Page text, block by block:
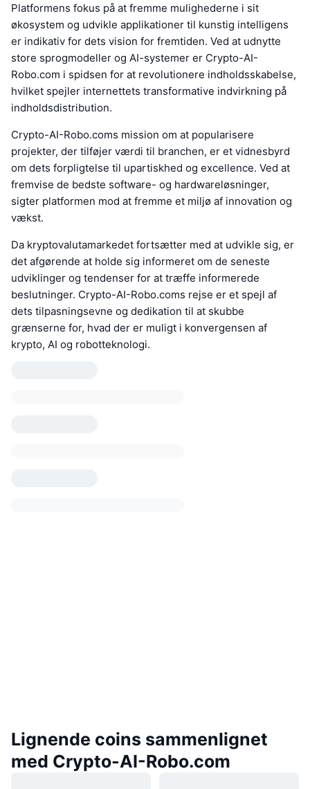
Platformens fokus på at fremme mulighederne i sit
økosystem og udvikle applikationer til kunstig intelligens
er indikativ for dets vision for fremtiden. Ved at udnytte
store sprogmodeller og AI-systemer er Crypto-AI-
Robo.com i spidsen for at revolutionere indholdsskabelse,
hvilket spejler internettets transformative indvirkning på
indholdsdistribution.
Crypto-AI-Robo.coms mission om at popularisere
projekter, der tilføjer værdi til branchen, er et vidnesbyrd
om dets forpligtelse til upartiskhed og excellence. Ved at
fremvise de bedste software- og hardwareløsninger,
sigter platformen mod at fremme et miljø af innovation og
vækst.
Da kryptovalutamarkedet fortsætter med at udvikle sig, er
det afgørende at holde sig informeret om de seneste
udviklinger og tendenser for at træffe informerede
beslutninger. Crypto-AI-Robo.coms rejse er et spejl af
dets tilpasningsevne og dedikation til at skubbe
grænserne for, hvad der er muligt i konvergensen af
krypto, AI og robotteknologi.
Lignende coins sammenlignet
med Crypto-AI-Robo.com